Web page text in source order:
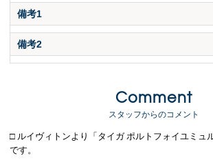
備考1
備考2
Comment
スタッフからのコメント
□ ルイヴィトンより「タイガ ポルトフォイユミュ
です。